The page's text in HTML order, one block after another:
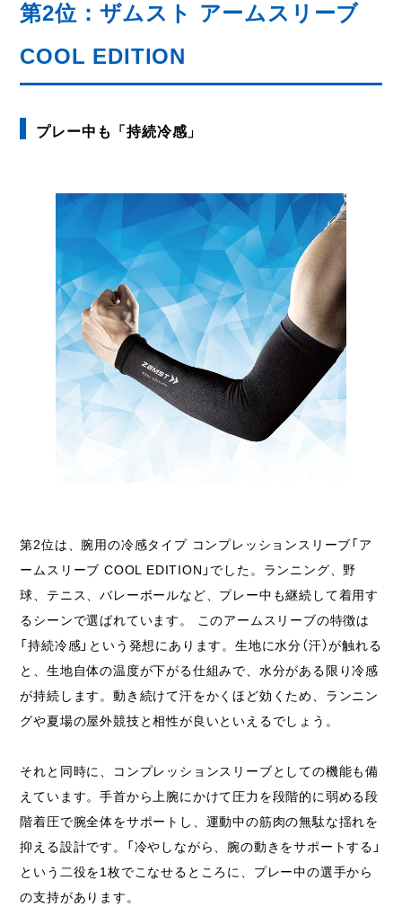
第2位：ザムスト アームスリーブ
COOL EDITION
プレー中も「持続冷感」
第2位は、腕用の冷感タイプ コンプレッションスリーブ「ア
ームスリーブ COOL EDITION」でした。ランニング、野
球、テニス、バレーボールなど、プレー中も継続して着用す
るシーンで選ばれています。 このアームスリーブの特徴は
「持続冷感」という発想にあります。生地に水分（汗）が触れる
と、生地自体の温度が下がる仕組みで、水分がある限り冷感
が持続します。動き続けて汗をかくほど効くため、ランニン
グや夏場の屋外競技と相性が良いといえるでしょう。
それと同時に、コンプレッションスリーブとしての機能も備
えています。手首から上腕にかけて圧力を段階的に弱める段
階着圧で腕全体をサポートし、運動中の筋肉の無駄な揺れを
抑える設計です。「冷やしながら、腕の動きをサポートする」
という二役を1枚でこなせるところに、プレー中の選手から
の支持があります。